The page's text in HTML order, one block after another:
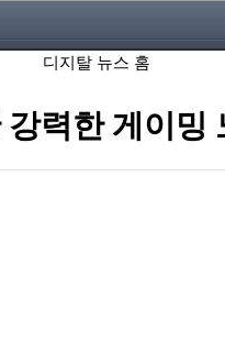
디지탈 뉴스 홈
력한 게이밍